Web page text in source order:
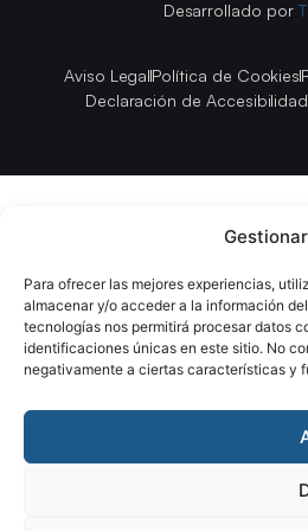
Para ofrecer las mejores experiencias,
almacenar y/o acceder a la información
tecnologías nos permitirá procesar datos
identificaciones únicas en este sitio. No
negativamente a ciertas características y
Desarrollado por
Aviso LegalPolítica de Cookies
Declaración de Accesibilidad